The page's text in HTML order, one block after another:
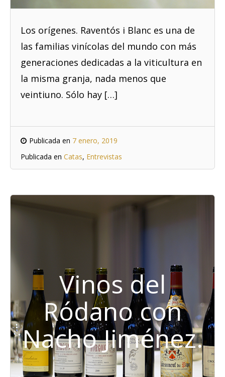
Los orígenes. Raventós i Blanc es una de
las familias vinícolas del mundo con más
generaciones dedicadas a la viticultura en
la misma granja, nada menos que
veintiuno. Sólo hay […]
Publicada en 7 enero, 2019
Publicada en Catas, Entrevistas
Vinos del
Ródano con
Nacho Jiménez.